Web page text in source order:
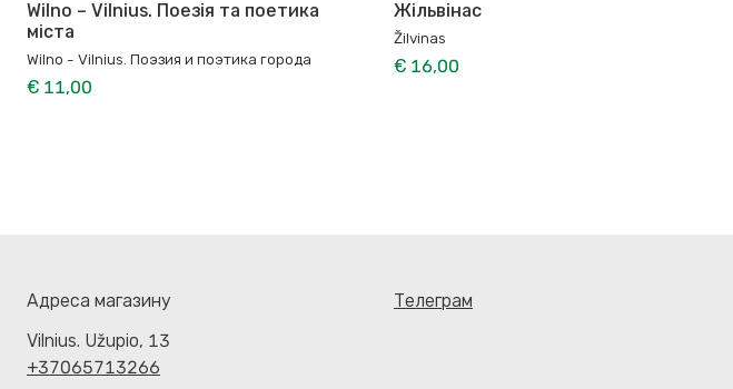
Wilno – Vilnius. Поезія та поетика
міста
Wilno - Vilnius. Поэзия и поэтика города
€ 11,00
Жільвінас
Žilvinas
€ 16,00
Адреса магазину
Vilnius. Užupio, 13
+37065713266
Телеграм